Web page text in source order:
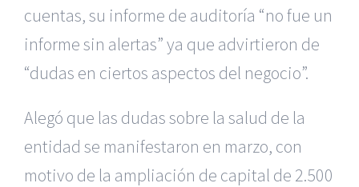
cuentas, su informe de auditoría “no fue un
informe sin alertas” ya que advirtieron de
“dudas en ciertos aspectos del negocio”.
Alegó que las dudas sobre la salud de la
entidad se manifestaron en marzo, con
motivo de la ampliación de capital de 2.500